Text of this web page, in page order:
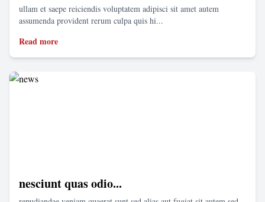
ullam et saepe reiciendis voluptatem adipisci sit amet autem
assumenda provident rerum culpa quis hi...
Read more
nesciunt quas odio...